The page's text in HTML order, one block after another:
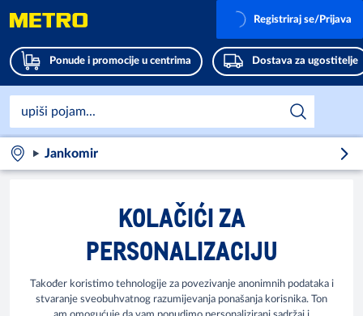
Ponude i promocije u centrima Dostava za ugostitelje
Registriraj se/Prijava
Jankomir
KOLAČIĆI ZA
PERSONALIZACIJU
Također koristimo tehnologije za povezivanje anonimnih podataka i
stvaranje sveobuhvatnog razumijevanja ponašanja korisnika. Ton